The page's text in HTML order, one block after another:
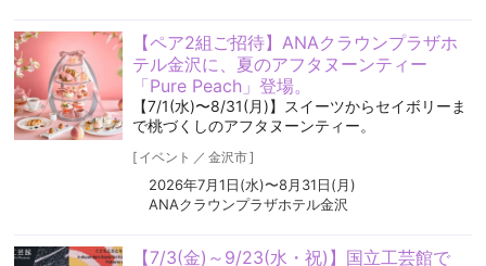
【ペア2組ご招待】ANAクラウンプラザホ
テル金沢に、夏のアフタヌーンティー
「Pure Peach」登場。
【7/1(水)〜8/31(月)】スイーツからセイボリーま
で桃づくしのアフタヌーンティー。
[ イベント ／ 金沢市]
2026年7月1日(水)〜8月31日(月)
ANAクラウンプラザホテル金沢
【7/3(金)～9/23(水・祝)】国立工芸館で